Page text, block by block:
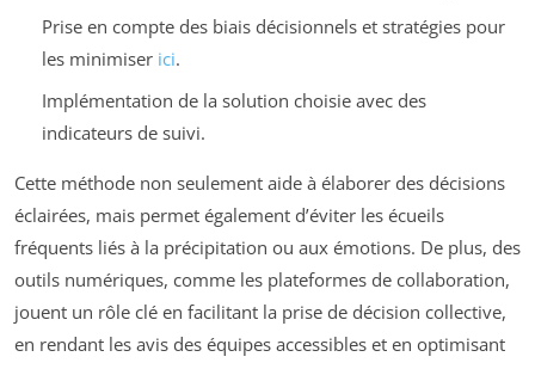
Prise en compte des biais décisionnels et stratégies pour
les minimiser ici.
Implémentation de la solution choisie avec des
indicateurs de suivi.
Cette méthode non seulement aide à élaborer des décisions
éclairées, mais permet également d’éviter les écueils
fréquents liés à la précipitation ou aux émotions. De plus, des
outils numériques, comme les plateformes de collaboration,
jouent un rôle clé en facilitant la prise de décision collective,
en rendant les avis des équipes accessibles et en optimisant